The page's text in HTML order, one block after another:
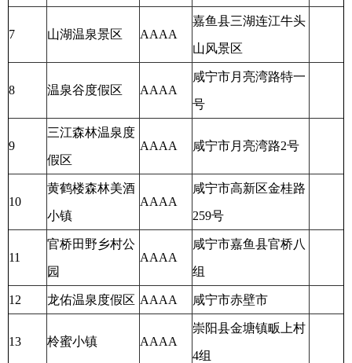
7 山湖温泉景区 AAAA
嘉鱼县三湖连江牛头
山风景区
8 温泉谷度假区 AAAA
咸宁市月亮湾路特一
号
9
三江森林温泉度
假区
AAAA 咸宁市月亮湾路2号
10
黄鹤楼森林美酒
小镇
AAAA
咸宁市高新区金桂路
259号
11
官桥田野乡村公
园
AAAA
咸宁市嘉鱼县官桥八
组
12 龙佑温泉度假区 AAAA 咸宁市赤壁市
13 柃蜜小镇 AAAA
崇阳县金塘镇畈上村
4组